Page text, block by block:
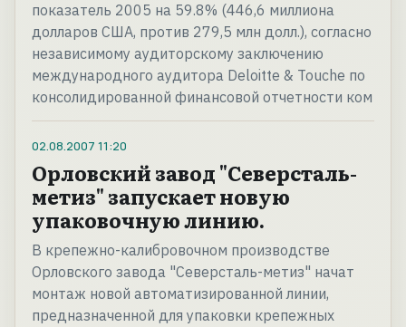
показатель 2005 на 59.8% (446,6 миллиона
долларов США, против 279,5 млн долл.), согласно
независимому аудиторскому заключению
международного аудитора Deloitte & Touche по
консолидированной финансовой отчетности ком
02.08.2007 11:20
Орловский завод "Северсталь-
метиз" запускает новую
упаковочную линию.
В крепежно-калибровочном производстве
Орловского завода "Северсталь-метиз" начат
монтаж новой автоматизированной линии,
предназначенной для упаковки крепежных